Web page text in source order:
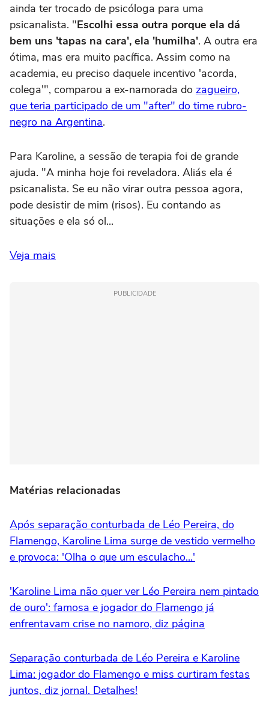
ainda ter trocado de psicóloga para uma
psicanalista. "Escolhi essa outra porque ela dá
bem uns 'tapas na cara', ela 'humilha'. A outra era
ótima, mas era muito pacífica. Assim como na
academia, eu preciso daquele incentivo 'acorda,
colega'", comparou a ex-namorada do zagueiro,
que teria participado de um "after" do time rubro-
negro na Argentina.
Para Karoline, a sessão de terapia foi de grande
ajuda. "A minha hoje foi reveladora. Aliás ela é
psicanalista. Se eu não virar outra pessoa agora,
pode desistir de mim (risos). Eu contando as
situações e ela só ol...
Veja mais
PUBLICIDADE
Matérias relacionadas
Após separação conturbada de Léo Pereira, do
Flamengo, Karoline Lima surge de vestido vermelho
e provoca: 'Olha o que um esculacho...'
'Karoline Lima não quer ver Léo Pereira nem pintado
de ouro': famosa e jogador do Flamengo já
enfrentavam crise no namoro, diz página
Separação conturbada de Léo Pereira e Karoline
Lima: jogador do Flamengo e miss curtiram festas
juntos, diz jornal. Detalhes!